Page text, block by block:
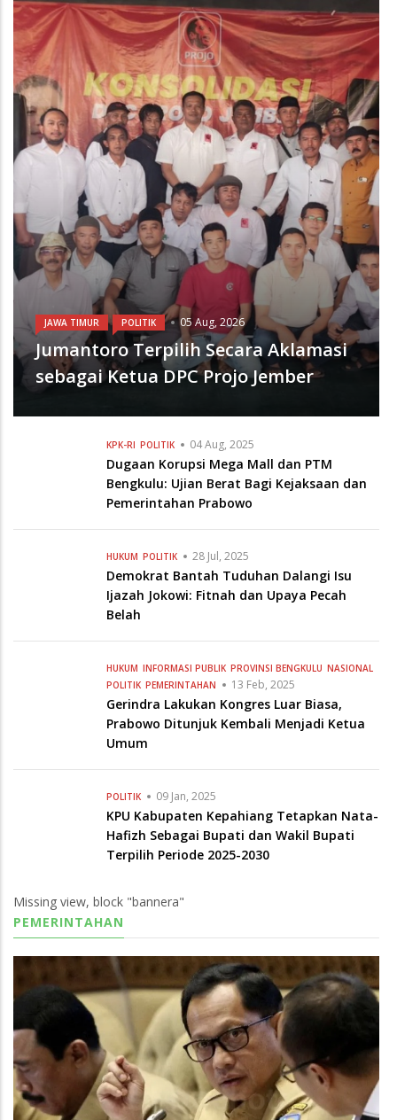
JAWA TIMUR POLITIK 05 Aug, 2026
Jumantoro Terpilih Secara Aklamasi
sebagai Ketua DPC Projo Jember
KPK-RI POLITIK 04 Aug, 2025
Dugaan Korupsi Mega Mall dan PTM
Bengkulu: Ujian Berat Bagi Kejaksaan dan
28 Jul, 2025
Demokrat Bantah Tuduhan Dalangi Isu
Ijazah Jokowi: Fitnah dan Upaya Pecah
Belah
INFORMASI PUBLIK
POLITIK PEMERINTAHAN 13 Feb, 2025
Gerindra Lakukan Kongres Luar Biasa,
Prabowo Ditunjuk Kembali Menjadi Ketua
Umum
09 Jan, 2025
KPU Kabupaten Kepahiang Tetapkan Nata-
Hafizh Sebagai Bupati dan Wakil Bupati
Terpilih Periode 2025-2030
Missing view, block "bannera"
PEMERINTAHAN